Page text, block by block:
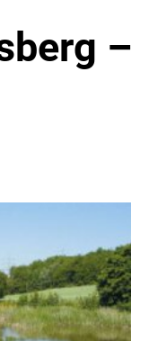
–